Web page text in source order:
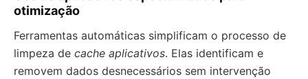
otimização
Ferramentas automáticas simplificam o processo de
limpeza de cache aplicativos. Elas identificam e
removem dados desnecessários sem intervenção